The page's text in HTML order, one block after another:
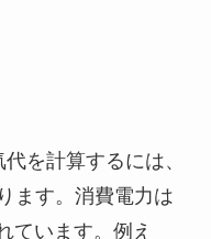
を計算するには、
ます。消費電力は
ています。例え